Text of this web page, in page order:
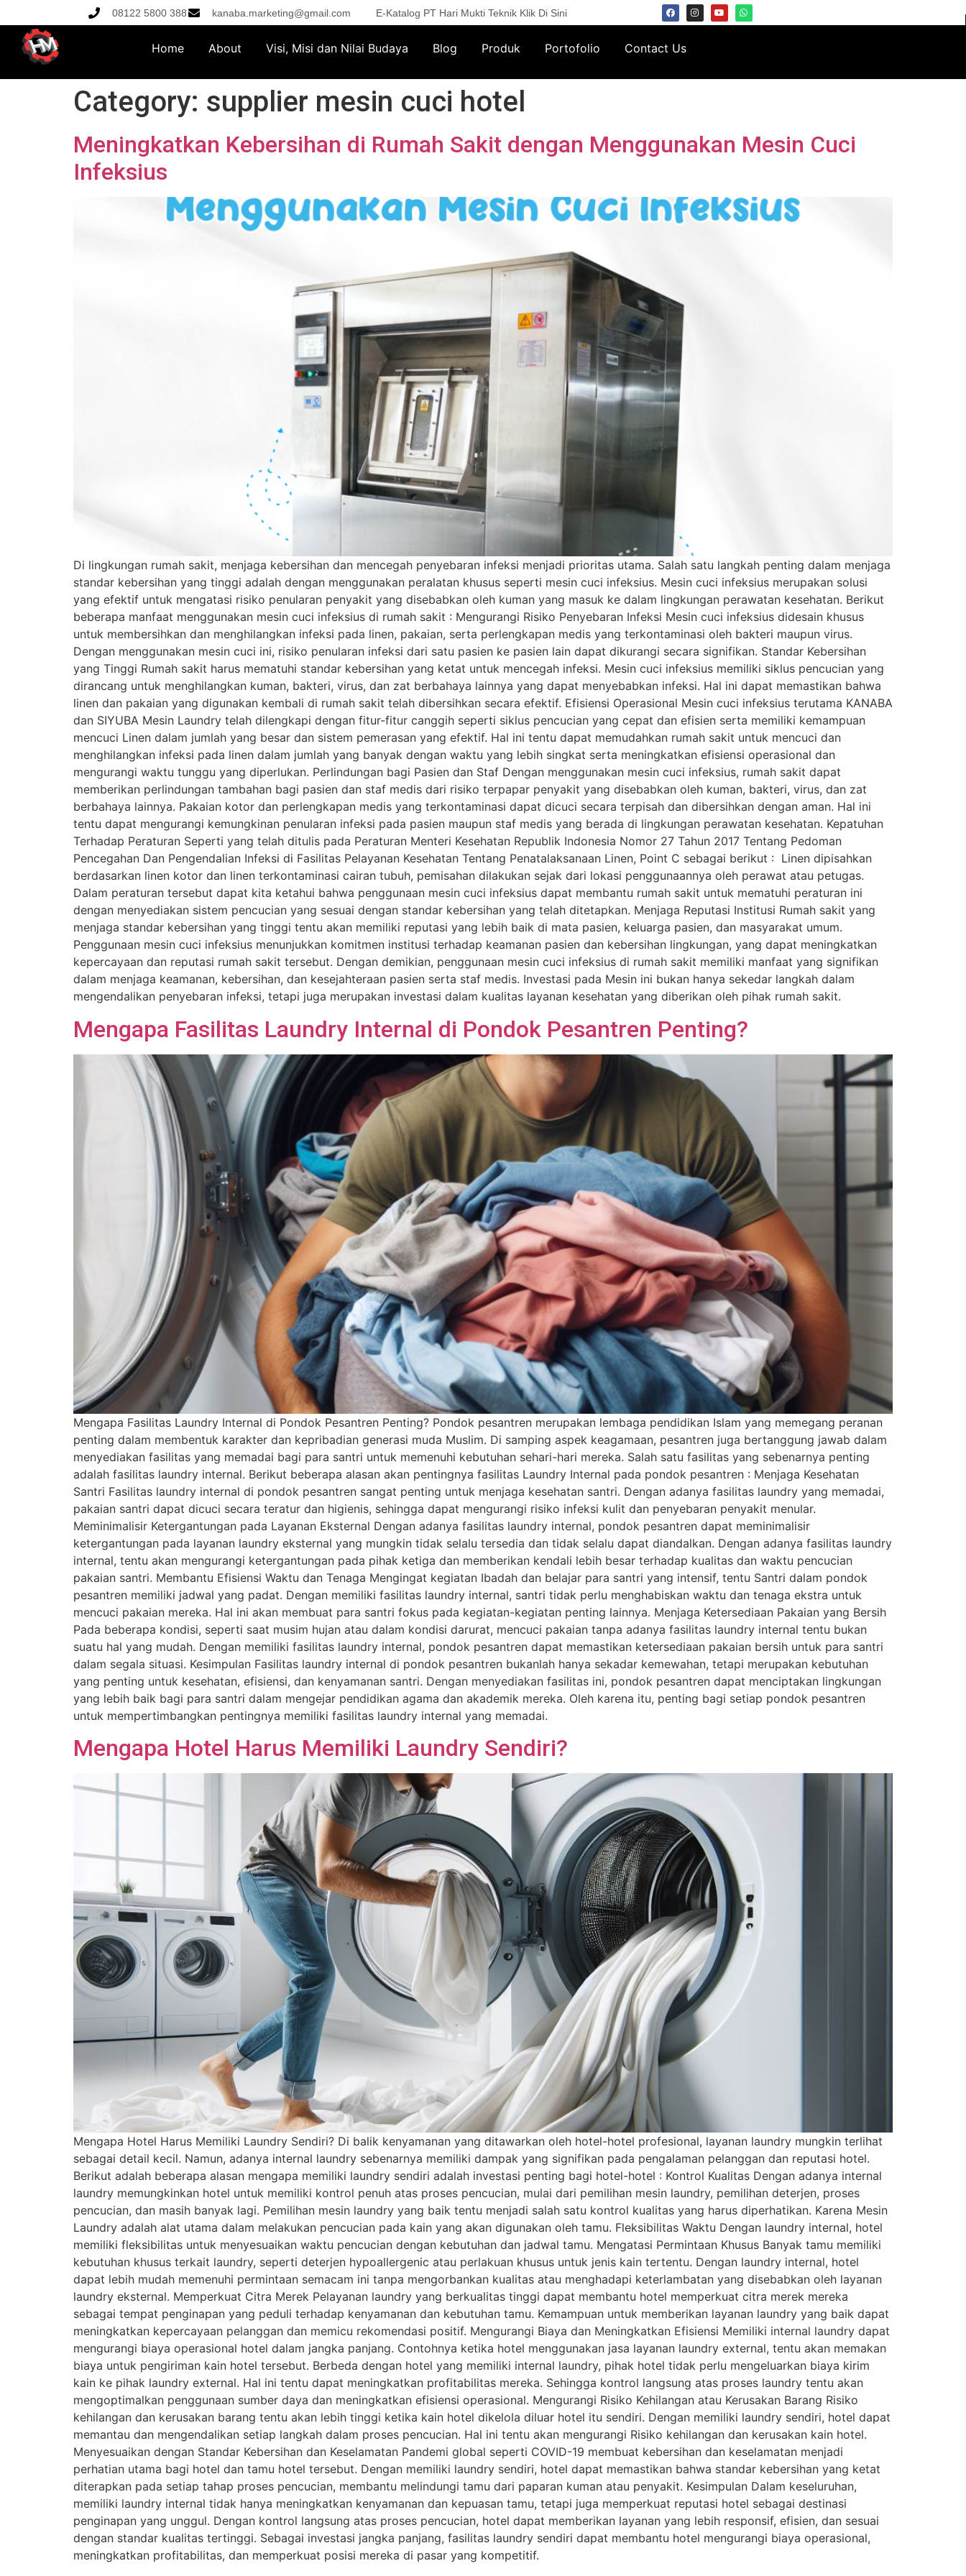
08122 5800 388 kanaba.marketing@gmail.com E-Katalog PT Hari Mukti Teknik Klik Di Sini
Home About Visi, Misi dan Nilai Budaya Blog Produk Portofolio Contact Us
Category: supplier mesin cuci hotel
Meningkatkan Kebersihan di Rumah Sakit dengan Menggunakan Mesin Cuci
Infeksius
Di lingkungan rumah sakit, menjaga kebersihan dan mencegah penyebaran infeksi menjadi prioritas utama. Salah satu langkah penting dalam menjaga
standar kebersihan yang tinggi adalah dengan menggunakan peralatan khusus seperti mesin cuci infeksius. Mesin cuci infeksius merupakan solusi
yang efektif untuk mengatasi risiko penularan penyakit yang disebabkan oleh kuman yang masuk ke dalam lingkungan perawatan kesehatan. Berikut
beberapa manfaat menggunakan mesin cuci infeksius di rumah sakit : Mengurangi Risiko Penyebaran Infeksi Mesin cuci infeksius didesain khusus
untuk membersihkan dan menghilangkan infeksi pada linen, pakaian, serta perlengkapan medis yang terkontaminasi oleh bakteri maupun virus.
Dengan menggunakan mesin cuci ini, risiko penularan infeksi dari satu pasien ke pasien lain dapat dikurangi secara signifikan. Standar Kebersihan
yang Tinggi Rumah sakit harus mematuhi standar kebersihan yang ketat untuk mencegah infeksi. Mesin cuci infeksius memiliki siklus pencucian yang
dirancang untuk menghilangkan kuman, bakteri, virus, dan zat berbahaya lainnya yang dapat menyebabkan infeksi. Hal ini dapat memastikan bahwa
linen dan pakaian yang digunakan kembali di rumah sakit telah dibersihkan secara efektif. Efisiensi Operasional Mesin cuci infeksius terutama KANABA
dan SIYUBA Mesin Laundry telah dilengkapi dengan fitur-fitur canggih seperti siklus pencucian yang cepat dan efisien serta memiliki kemampuan
mencuci Linen dalam jumlah yang besar dan sistem pemerasan yang efektif. Hal ini tentu dapat memudahkan rumah sakit untuk mencuci dan
menghilangkan infeksi pada linen dalam jumlah yang banyak dengan waktu yang lebih singkat serta meningkatkan efisiensi operasional dan
mengurangi waktu tunggu yang diperlukan. Perlindungan bagi Pasien dan Staf Dengan menggunakan mesin cuci infeksius, rumah sakit dapat
memberikan perlindungan tambahan bagi pasien dan staf medis dari risiko terpapar penyakit yang disebabkan oleh kuman, bakteri, virus, dan zat
berbahaya lainnya. Pakaian kotor dan perlengkapan medis yang terkontaminasi dapat dicuci secara terpisah dan dibersihkan dengan aman. Hal ini
tentu dapat mengurangi kemungkinan penularan infeksi pada pasien maupun staf medis yang berada di lingkungan perawatan kesehatan. Kepatuhan
Terhadap Peraturan Seperti yang telah ditulis pada Peraturan Menteri Kesehatan Republik Indonesia Nomor 27 Tahun 2017 Tentang Pedoman
Pencegahan Dan Pengendalian Infeksi di Fasilitas Pelayanan Kesehatan Tentang Penatalaksanaan Linen, Point C sebagai berikut : Linen dipisahkan
berdasarkan linen kotor dan linen terkontaminasi cairan tubuh, pemisahan dilakukan sejak dari lokasi penggunaannya oleh perawat atau petugas.
Dalam peraturan tersebut dapat kita ketahui bahwa penggunaan mesin cuci infeksius dapat membantu rumah sakit untuk mematuhi peraturan ini
dengan menyediakan sistem pencucian yang sesuai dengan standar kebersihan yang telah ditetapkan. Menjaga Reputasi Institusi Rumah sakit yang
menjaga standar kebersihan yang tinggi tentu akan memiliki reputasi yang lebih baik di mata pasien, keluarga pasien, dan masyarakat umum.
Penggunaan mesin cuci infeksius menunjukkan komitmen institusi terhadap keamanan pasien dan kebersihan lingkungan, yang dapat meningkatkan
kepercayaan dan reputasi rumah sakit tersebut. Dengan demikian, penggunaan mesin cuci infeksius di rumah sakit memiliki manfaat yang signifikan
dalam menjaga keamanan, kebersihan, dan kesejahteraan pasien serta staf medis. Investasi pada Mesin ini bukan hanya sekedar langkah dalam
mengendalikan penyebaran infeksi, tetapi juga merupakan investasi dalam kualitas layanan kesehatan yang diberikan oleh pihak rumah sakit.
Mengapa Fasilitas Laundry Internal di Pondok Pesantren Penting?
Mengapa Fasilitas Laundry Internal di Pondok Pesantren Penting? Pondok pesantren merupakan lembaga pendidikan Islam yang memegang peranan
penting dalam membentuk karakter dan kepribadian generasi muda Muslim. Di samping aspek keagamaan, pesantren juga bertanggung jawab dalam
menyediakan fasilitas yang memadai bagi para santri untuk memenuhi kebutuhan sehari-hari mereka. Salah satu fasilitas yang sebenarnya penting
adalah fasilitas laundry internal. Berikut beberapa alasan akan pentingnya fasilitas Laundry Internal pada pondok pesantren : Menjaga Kesehatan
Santri Fasilitas laundry internal di pondok pesantren sangat penting untuk menjaga kesehatan santri. Dengan adanya fasilitas laundry yang memadai,
pakaian santri dapat dicuci secara teratur dan higienis, sehingga dapat mengurangi risiko infeksi kulit dan penyebaran penyakit menular.
Meminimalisir Ketergantungan pada Layanan Eksternal Dengan adanya fasilitas laundry internal, pondok pesantren dapat meminimalisir
ketergantungan pada layanan laundry eksternal yang mungkin tidak selalu tersedia dan tidak selalu dapat diandalkan. Dengan adanya fasilitas laundry
internal, tentu akan mengurangi ketergantungan pada pihak ketiga dan memberikan kendali lebih besar terhadap kualitas dan waktu pencucian
pakaian santri. Membantu Efisiensi Waktu dan Tenaga Mengingat kegiatan Ibadah dan belajar para santri yang intensif, tentu Santri dalam pondok
pesantren memiliki jadwal yang padat. Dengan memiliki fasilitas laundry internal, santri tidak perlu menghabiskan waktu dan tenaga ekstra untuk
mencuci pakaian mereka. Hal ini akan membuat para santri fokus pada kegiatan-kegiatan penting lainnya. Menjaga Ketersediaan Pakaian yang Bersih
Pada beberapa kondisi, seperti saat musim hujan atau dalam kondisi darurat, mencuci pakaian tanpa adanya fasilitas laundry internal tentu bukan
suatu hal yang mudah. Dengan memiliki fasilitas laundry internal, pondok pesantren dapat memastikan ketersediaan pakaian bersih untuk para santri
dalam segala situasi. Kesimpulan Fasilitas laundry internal di pondok pesantren bukanlah hanya sekadar kemewahan, tetapi merupakan kebutuhan
yang penting untuk kesehatan, efisiensi, dan kenyamanan santri. Dengan menyediakan fasilitas ini, pondok pesantren dapat menciptakan lingkungan
yang lebih baik bagi para santri dalam mengejar pendidikan agama dan akademik mereka. Oleh karena itu, penting bagi setiap pondok pesantren
untuk mempertimbangkan pentingnya memiliki fasilitas laundry internal yang memadai.
Mengapa Hotel Harus Memiliki Laundry Sendiri?
Mengapa Hotel Harus Memiliki Laundry Sendiri? Di balik kenyamanan yang ditawarkan oleh hotel-hotel profesional, layanan laundry mungkin terlihat
sebagai detail kecil. Namun, adanya internal laundry sebenarnya memiliki dampak yang signifikan pada pengalaman pelanggan dan reputasi hotel.
Berikut adalah beberapa alasan mengapa memiliki laundry sendiri adalah investasi penting bagi hotel-hotel : Kontrol Kualitas Dengan adanya internal
laundry memungkinkan hotel untuk memiliki kontrol penuh atas proses pencucian, mulai dari pemilihan mesin laundry, pemilihan deterjen, proses
pencucian, dan masih banyak lagi. Pemilihan mesin laundry yang baik tentu menjadi salah satu kontrol kualitas yang harus diperhatikan. Karena Mesin
Laundry adalah alat utama dalam melakukan pencucian pada kain yang akan digunakan oleh tamu. Fleksibilitas Waktu Dengan laundry internal, hotel
memiliki fleksibilitas untuk menyesuaikan waktu pencucian dengan kebutuhan dan jadwal tamu. Mengatasi Permintaan Khusus Banyak tamu memiliki
kebutuhan khusus terkait laundry, seperti deterjen hypoallergenic atau perlakuan khusus untuk jenis kain tertentu. Dengan laundry internal, hotel
dapat lebih mudah memenuhi permintaan semacam ini tanpa mengorbankan kualitas atau menghadapi keterlambatan yang disebabkan oleh layanan
laundry eksternal. Memperkuat Citra Merek Pelayanan laundry yang berkualitas tinggi dapat membantu hotel memperkuat citra merek mereka
sebagai tempat penginapan yang peduli terhadap kenyamanan dan kebutuhan tamu. Kemampuan untuk memberikan layanan laundry yang baik dapat
meningkatkan kepercayaan pelanggan dan memicu rekomendasi positif. Mengurangi Biaya dan Meningkatkan Efisiensi Memiliki internal laundry dapat
mengurangi biaya operasional hotel dalam jangka panjang. Contohnya ketika hotel menggunakan jasa layanan laundry external, tentu akan memakan
biaya untuk pengiriman kain hotel tersebut. Berbeda dengan hotel yang memiliki internal laundry, pihak hotel tidak perlu mengeluarkan biaya kirim
kain ke pihak laundry external. Hal ini tentu dapat meningkatkan profitabilitas mereka. Sehingga kontrol langsung atas proses laundry tentu akan
mengoptimalkan penggunaan sumber daya dan meningkatkan efisiensi operasional. Mengurangi Risiko Kehilangan atau Kerusakan Barang Risiko
kehilangan dan kerusakan barang tentu akan lebih tinggi ketika kain hotel dikelola diluar hotel itu sendiri. Dengan memiliki laundry sendiri, hotel dapat
memantau dan mengendalikan setiap langkah dalam proses pencucian. Hal ini tentu akan mengurangi Risiko kehilangan dan kerusakan kain hotel.
Menyesuaikan dengan Standar Kebersihan dan Keselamatan Pandemi global seperti COVID-19 membuat kebersihan dan keselamatan menjadi
perhatian utama bagi hotel dan tamu hotel tersebut. Dengan memiliki laundry sendiri, hotel dapat memastikan bahwa standar kebersihan yang ketat
diterapkan pada setiap tahap proses pencucian, membantu melindungi tamu dari paparan kuman atau penyakit. Kesimpulan Dalam keseluruhan,
memiliki laundry internal tidak hanya meningkatkan kenyamanan dan kepuasan tamu, tetapi juga memperkuat reputasi hotel sebagai destinasi
penginapan yang unggul. Dengan kontrol langsung atas proses pencucian, hotel dapat memberikan layanan yang lebih responsif, efisien, dan sesuai
dengan standar kualitas tertinggi. Sebagai investasi jangka panjang, fasilitas laundry sendiri dapat membantu hotel mengurangi biaya operasional,
meningkatkan profitabilitas, dan memperkuat posisi mereka di pasar yang kompetitif.